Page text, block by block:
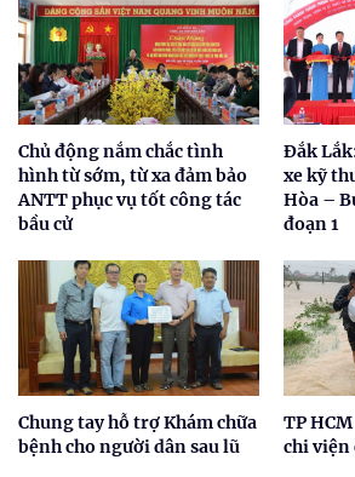
Chủ động nắm chắc tình
hình từ sớm, từ xa đảm bảo
ANTT phục vụ tốt công tác
bầu cử
Đắk
xe kỹ
Hòa –
đoạn 1
Chung tay hỗ trợ Khám chữa
bệnh cho người dân sau lũ
TP
chi viện